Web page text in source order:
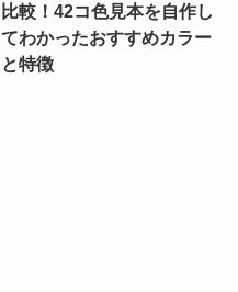
比較！42コ色見本を自作し
てわかったおすすめカラー
と特徴